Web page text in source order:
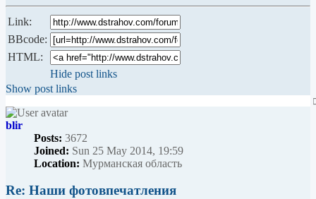
Link:
BBcode:
HTML:
Hide post links
Show post links
blir
Posts: 3672
Joined: Sun 25 May 2014, 19:59
Location: Мурманская область
Re: Наши фотовпечатления